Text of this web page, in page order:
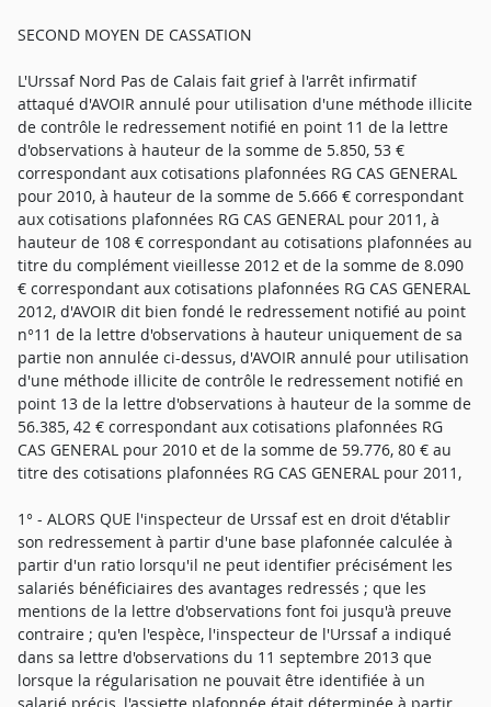
SECOND MOYEN DE CASSATION
L'Urssaf Nord Pas de Calais fait grief à l'arrêt infirmatif
attaqué d'AVOIR annulé pour utilisation d'une méthode illicite
de contrôle le redressement notifié en point 11 de la lettre
d'observations à hauteur de la somme de 5.850, 53 €
correspondant aux cotisations plafonnées RG CAS GENERAL
pour 2010, à hauteur de la somme de 5.666 € correspondant
aux cotisations plafonnées RG CAS GENERAL pour 2011, à
hauteur de 108 € correspondant au cotisations plafonnées au
titre du complément vieillesse 2012 et de la somme de 8.090
€ correspondant aux cotisations plafonnées RG CAS GENERAL
2012, d'AVOIR dit bien fondé le redressement notifié au point
n°11 de la lettre d'observations à hauteur uniquement de sa
partie non annulée ci-dessus, d'AVOIR annulé pour utilisation
d'une méthode illicite de contrôle le redressement notifié en
point 13 de la lettre d'observations à hauteur de la somme de
56.385, 42 € correspondant aux cotisations plafonnées RG
CAS GENERAL pour 2010 et de la somme de 59.776, 80 € au
titre des cotisations plafonnées RG CAS GENERAL pour 2011,
1° - ALORS QUE l'inspecteur de Urssaf est en droit d'établir
son redressement à partir d'une base plafonnée calculée à
partir d'un ratio lorsqu'il ne peut identifier précisément les
salariés bénéficiaires des avantages redressés ; que les
mentions de la lettre d'observations font foi jusqu'à preuve
contraire ; qu'en l'espèce, l'inspecteur de l'Urssaf a indiqué
dans sa lettre d'observations du 11 septembre 2013 que
lorsque la régularisation ne pouvait être identifiée à un